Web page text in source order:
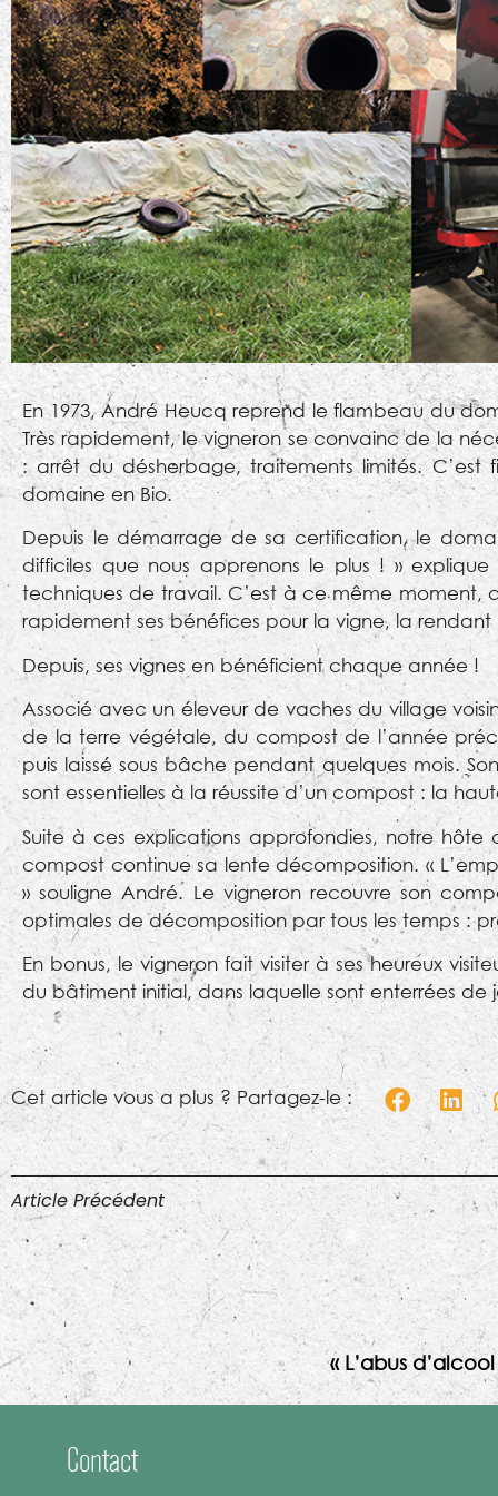
En 1973, André Heucq reprend le flambeau du
Très rapidement, le vigneron se convainc de la
: arrêt du désherbage, traitements limités.
domaine en Bio.
Depuis le démarrage de sa certification, le
difficiles que nous apprenons le plus ! »
techniques de travail. C’est à ce même
rapidement ses bénéfices pour la vigne, la rendant
Depuis, ses vignes en bénéficient chaque année !
Associé avec un éleveur de vaches du village
de la terre végétale, du compost de l’année
puis laissé sous bâche pendant quelques mois.
sont essentielles à la réussite d’un compost : la
Suite à ces explications approfondies, notre hôte
compost continue sa lente décomposition. «
» souligne André. Le vigneron recouvre son
optimales de décomposition par tous les temps :
En bonus, le vigneron fait visiter à ses heureux
du bâtiment initial, dans laquelle sont enterrées
Cet article vous a plus ? Partagez-le :
Article Précédent
« L’abus
Contact